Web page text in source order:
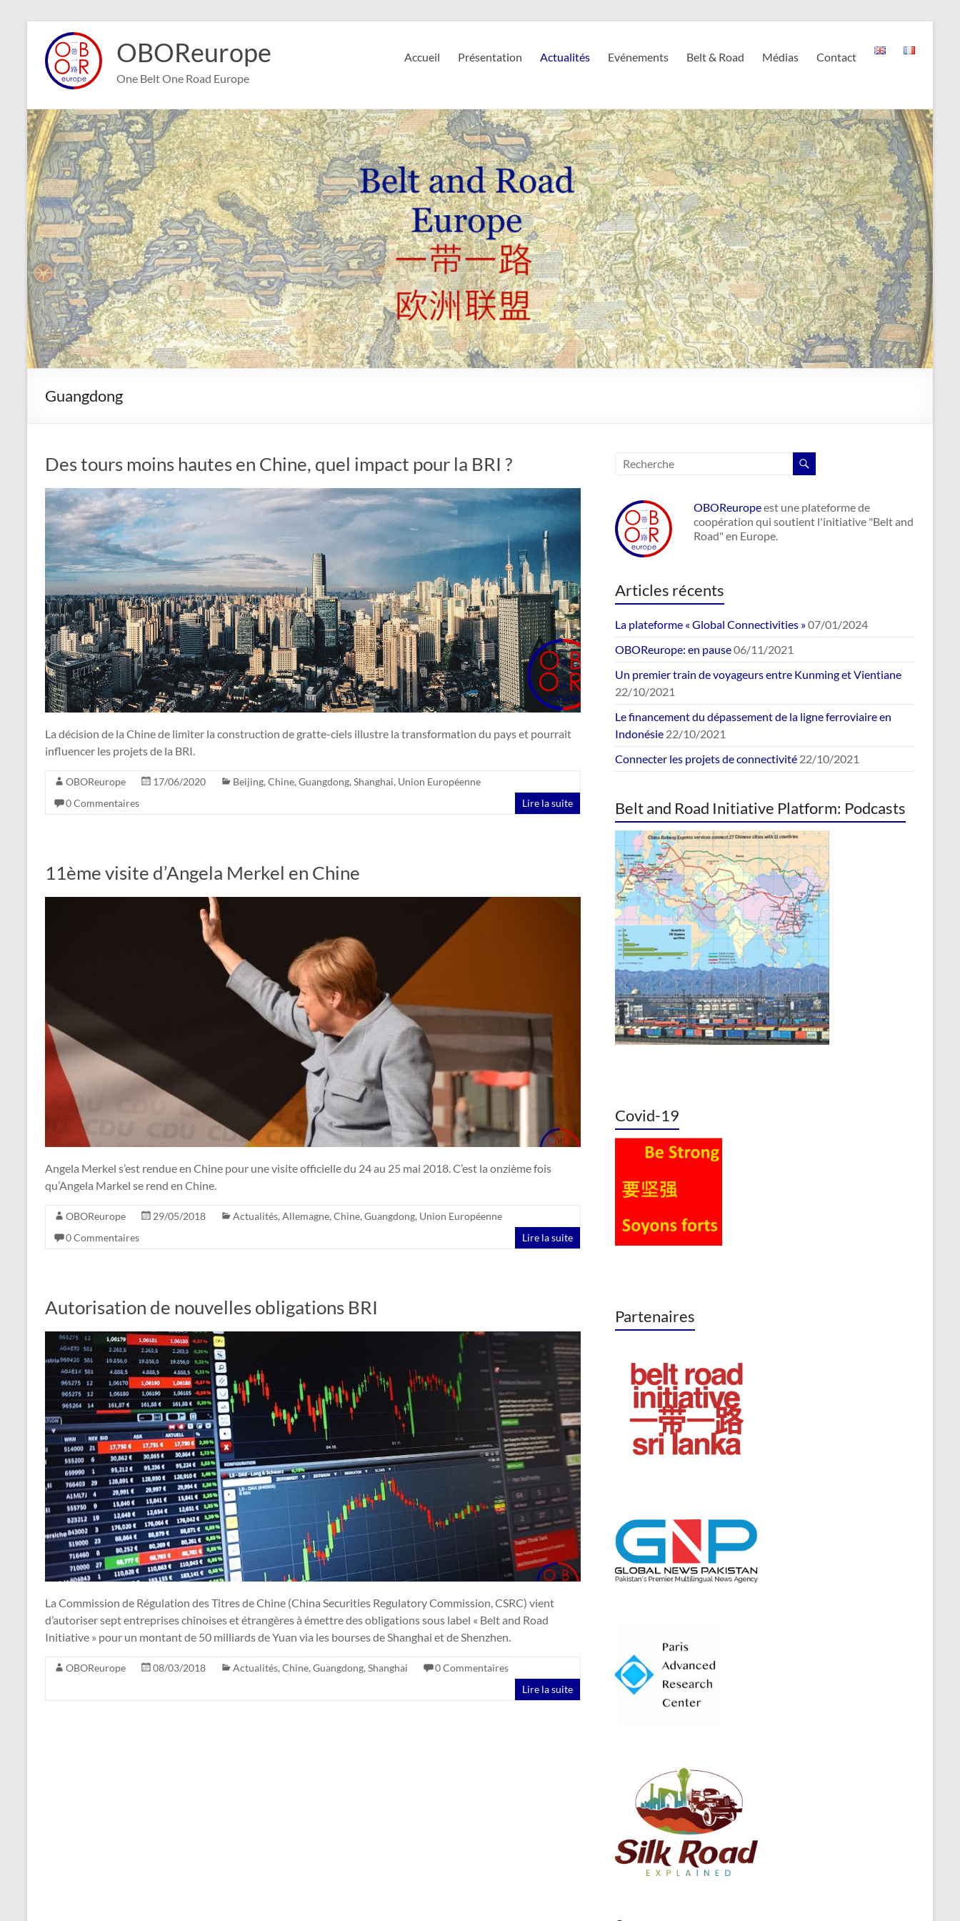
contenu
OBOReurope
One Belt One Road Europe
Accueil Présentation Actualités Evénements Belt & Road Médias Contact
Guangdong
Des tours moins hautes en Chine, quel impact pour la BRI ?
La décision de la Chine de limiter la construction de gratte-ciels illustre la transformation du pays et pourrait
influencer les projets de la BRI.
OBOReurope 17/06/2020 Beijing, Chine, Guangdong, Shanghai, Union Européenne
0 Commentaires
Lire la suite
11ème visite d’Angela Merkel en Chine
Angela Merkel s’est rendue en Chine pour une visite officielle du 24 au 25 mai 2018. C’est la onzième fois
qu’Angela Markel se rend en Chine.
OBOReurope 29/05/2018 Actualités, Allemagne, Chine, Guangdong, Union Européenne
0 Commentaires
Lire la suite
Autorisation de nouvelles obligations BRI
La Commission de Régulation des Titres de Chine (China Securities Regulatory Commission, CSRC) vient
d’autoriser sept entreprises chinoises et étrangères à émettre des obligations sous label « Belt and Road
Initiative » pour un montant de 50 milliards de Yuan via les bourses de Shanghai et de Shenzhen.
OBOReurope 08/03/2018 Actualités, Chine, Guangdong, Shanghai
0 Commentaires
Lire la suite
OBOReuropeest une plateforme de
coopération qui soutient l'initiative "Belt and
Road" en Europe.
Articles récents
La plateforme « Global Connectivities »07/01/2024
OBOReurope: en pause06/11/2021
Un premier train de voyageurs entre Kunming et Vientiane
22/10/2021
Le financement du dépassement de la ligne ferroviaire en
Indonésie 22/10/2021
Connecter les projets de connectivité 22/10/2021
Belt and Road Initiative Platform: Podcasts
Covid-19
Partenaires